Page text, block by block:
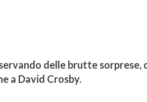
delle brutte sorprese,
a David Crosby.